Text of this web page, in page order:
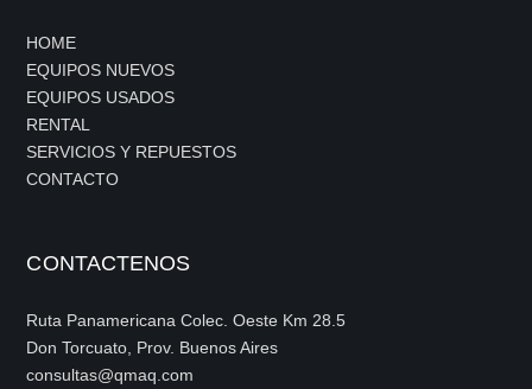
HOME
EQUIPOS NUEVOS
EQUIPOS USADOS
RENTAL
SERVICIOS Y REPUESTOS
CONTACTO
CONTACTENOS
Ruta Panamericana Colec. Oeste Km 28.5
Don Torcuato, Prov. Buenos Aires
consultas@qmaq.com